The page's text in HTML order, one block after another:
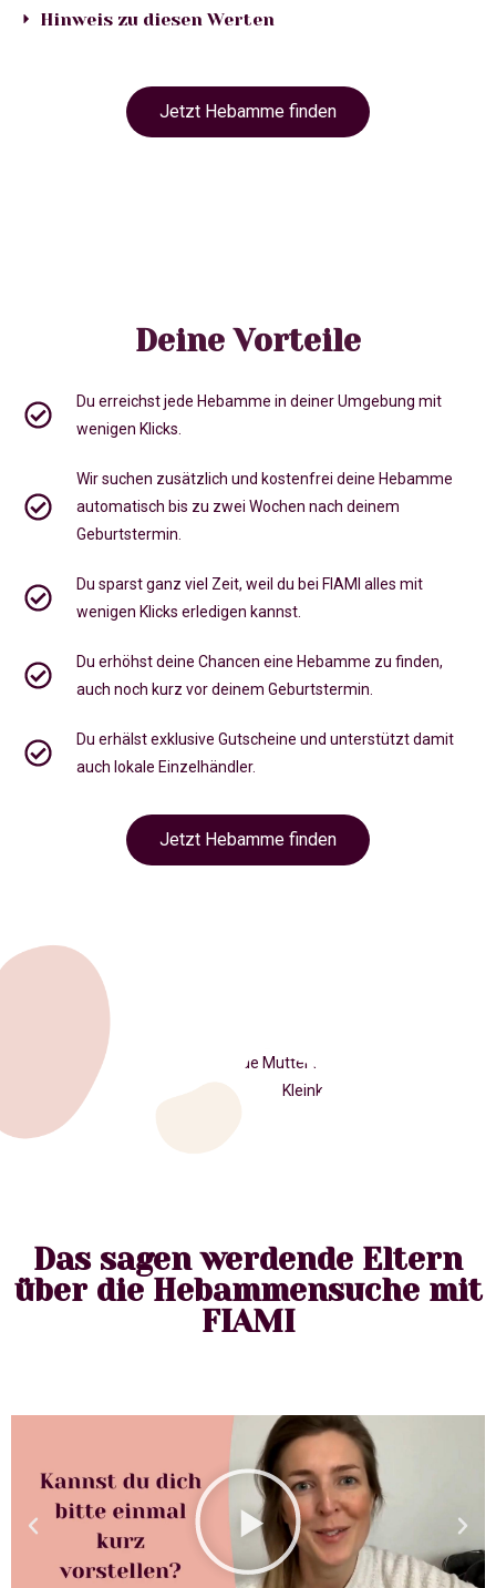
Hinweis zu diesen Werten
Jetzt Hebamme finden
Deine Vorteile
Du erreichst jede Hebamme in deiner Umgebung mit
wenigen Klicks.
Wir suchen zusätzlich und kostenfrei deine Hebamme
automatisch bis zu zwei Wochen nach deinem
Geburtstermin.
Du sparst ganz viel Zeit, weil du bei FIAMI alles mit
wenigen Klicks erledigen kannst.
Du erhöhst deine Chancen eine Hebamme zu finden,
auch noch kurz vor deinem Geburtstermin
Du erhälst exklusive Gutscheine und unterstützt damit
auch lokale Einzelhändler.
Jetzt Hebamme finden
Das sagen werdende Eltern
über die Hebammensuche mit
FIAMI